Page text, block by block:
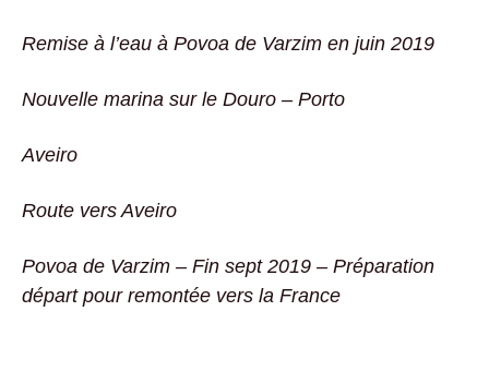
Remise à l’eau à Povoa de Varzim en juin 2019
Nouvelle marina sur le Douro – Porto
Aveiro
Route vers Aveiro
Povoa de Varzim – Fin sept 2019 – Préparation
départ pour remontée vers la France